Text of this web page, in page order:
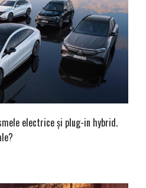
electrice și plug-in hybrid.